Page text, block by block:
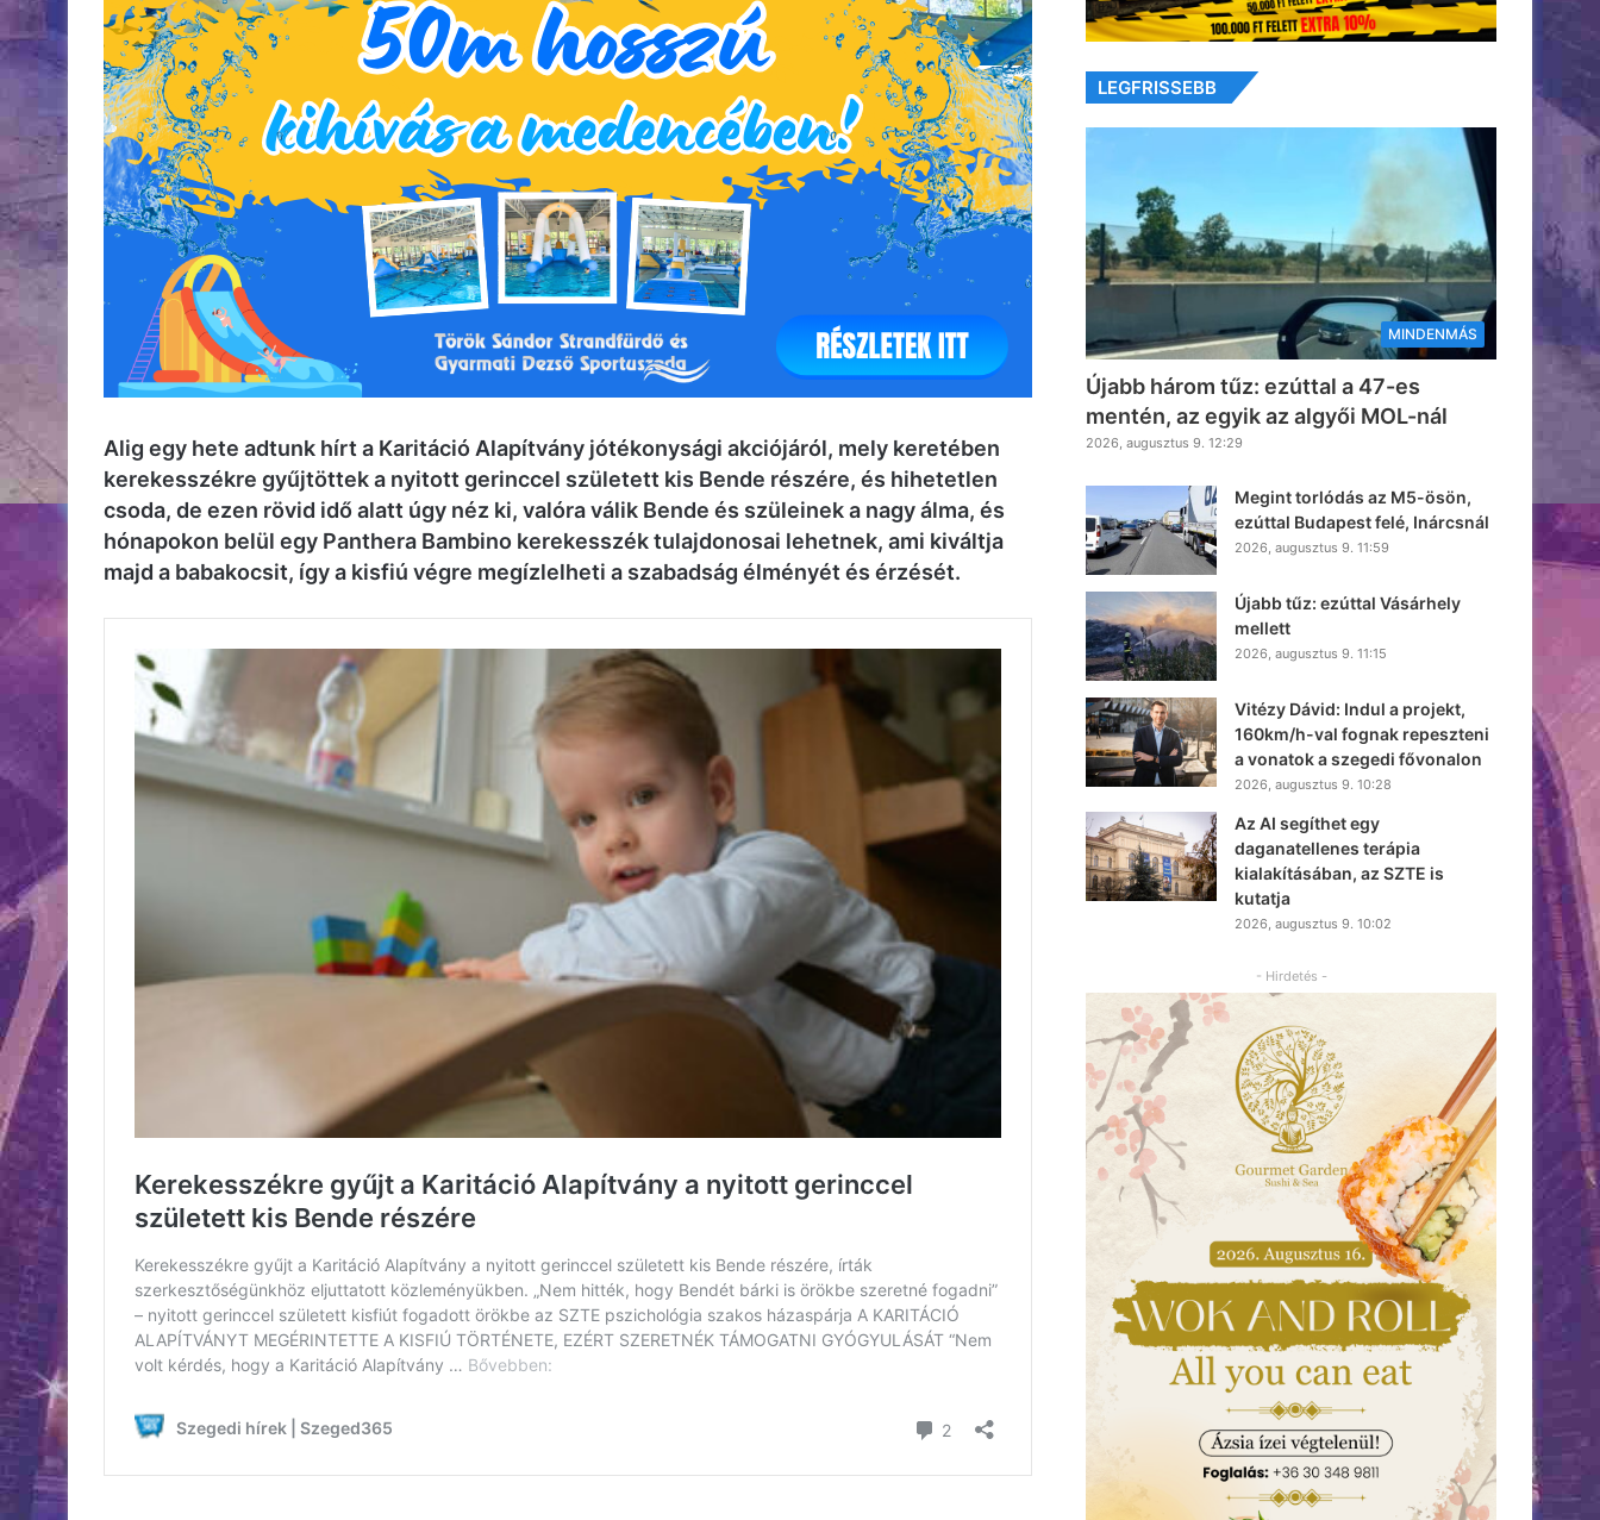
Alig egy hete adtunk hírt a Karitáció Alapítvány jótékonysági akciójáról, mely keretében
kerekesszékre gyűjtöttek a nyitott gerinccel született kis Bende részére, és hihetetlen
csoda, de ezen rövid idő alatt úgy néz ki, valóra válik Bende és szüleinek a nagy álma, és
hónapokon belül egy Panthera Bambino kerekesszék tulajdonosai lehetnek, ami kiváltja
majd a babakocsit, így a kisfiú végre megízlelheti a szabadság élményét és érzését.
LEGFRISSEBB
MINDENMÁS
Újabb három tűz: ezúttal a 47-es
mentén, az egyik az algyői MOL-nál
2026, augusztus 9. 12:29
Megint torlódás az M5-ösön,
ezúttal Budapest felé, Inárcsnál
2026, augusztus 9. 11:59
Újabb tűz: ezúttal Vásárhely
mellett
2026, augusztus 9. 11:15
Vitézy Dávid: Indul a projekt,
160km/h-val fognak repeszteni
a vonatok a szegedi fővonalon
2026, augusztus 9. 10:28
Az AI segíthet egy
daganatellenes terápia
kialakításában, az SZTE is
kutatja
2026, augusztus 9. 10:02
- Hirdetés -